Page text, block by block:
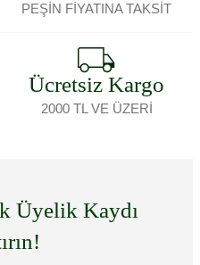
PEŞİN FİYATINA TAKSİT
Ücretsiz Kargo
2000 TL VE ÜZERİ
Üyelik Kaydı